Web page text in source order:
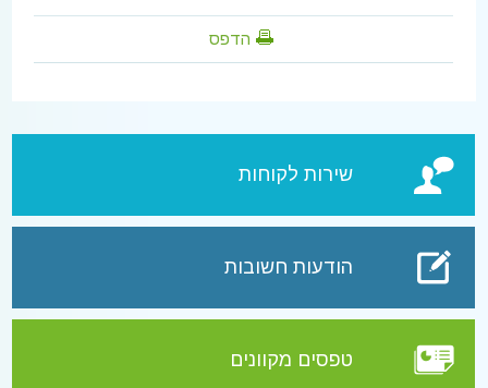
שירות לקוחות
הודעות חשובות
טפסים מקוונים
הדפס